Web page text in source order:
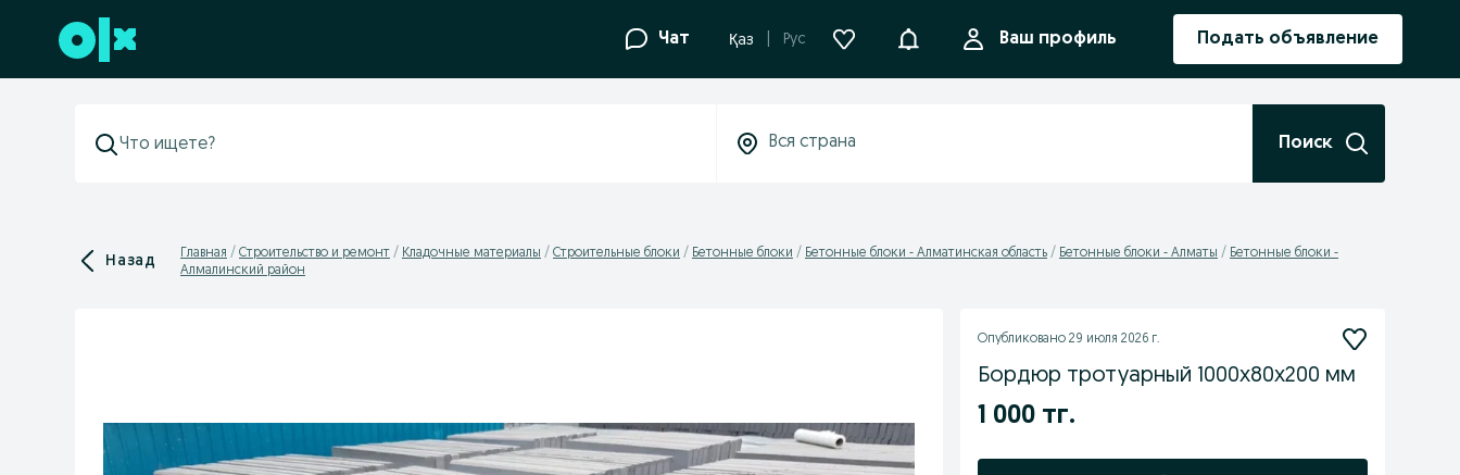
Перейти к нижнему колонтитулу Чат Қаз Рус УведомленияВаш профиль Подать объявление
Поиск
Назад Главная Строительство и ремонт Кладочные материалы Строительные блоки Бетонные блоки Бетонные блоки - Алматинская область Бетонные блоки - Алматы
Бетонные блоки -
Алмалинский район
Опубликовано 29 июля 2026 г.
Бордюр тротуарный 1000х80х200 мм
1 000 тг.